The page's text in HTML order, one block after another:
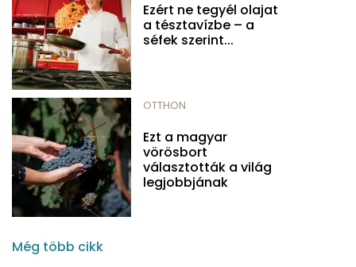
Ezért ne tegyél olajat
a tésztavízbe – a
séfek szerint...
OTTHON
Ezt a magyar
vörösbort
választották a világ
legjobbjának
Még több cikk